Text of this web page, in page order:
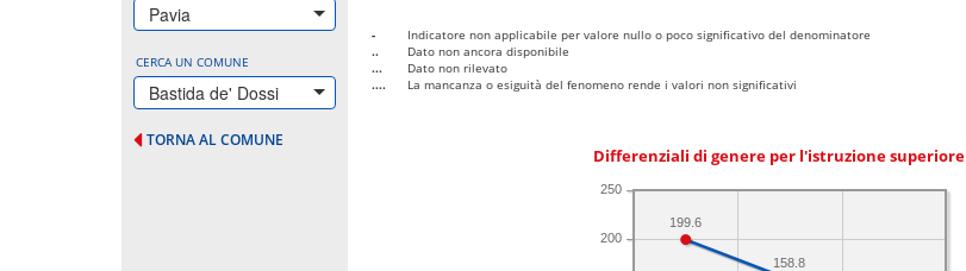
Pavia
CERCA UN COMUNE
Bastida de' Dossi
TORNA AL COMUNE
-
Indicatore non applicabile per valore nullo o poco significativo del denominatore
..
Dato non ancora disponibile
...
Dato non rilevato
....
La mancanza o esiguità del fenomeno rende i valori non significativi
Differenziali di genere per l'istruzione superiore
200
250
158.8
199.6